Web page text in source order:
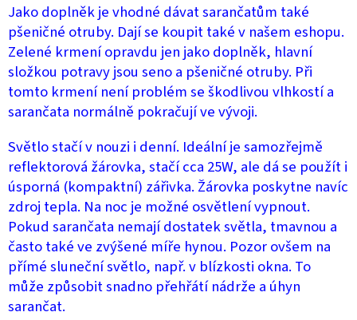
Jako doplněk je vhodné dávat sarančatům také
pšeničné otruby. Dají se koupit také v našem eshopu.
Zelené krmení opravdu jen jako doplněk, hlavní
složkou potravy jsou seno a pšeničné otruby. Při
tomto krmení není problém se škodlivou vlhkostí a
sarančata normálně pokračují ve vývoji.
Světlo stačí v nouzi i denní. Ideální je samozřejmě
reflektorová žárovka, stačí cca 25W, ale dá se použít i
úsporná (kompaktní) zářivka. Žárovka poskytne navíc
zdroj tepla. Na noc je možné osvětlení vypnout.
Pokud sarančata nemají dostatek světla, tmavnou a
často také ve zvýšené míře hynou. Pozor ovšem na
přímé sluneční světlo, např. v blízkosti okna. To
může způsobit snadno přehřátí nádrže a úhyn
sarančat.